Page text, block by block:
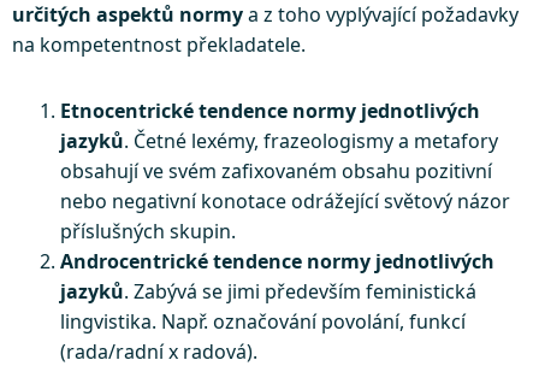
určitých aspektů normya z toho vyplývající požadavky
na kompetentnost překladatele.
Etnocentrické tendence normy jednotlivých
jazyků. Četné lexémy, frazeologismy a metafory
obsahují ve svém zafixovaném obsahu pozitivní
nebo negativní konotace odrážející světový názor
příslušných skupin.
Androcentrické tendence normy jednotlivých
jazyků. Zabývá se jimi především feministická
lingvistika. Např. označování povolání, funkcí
(rada/radní x radová).